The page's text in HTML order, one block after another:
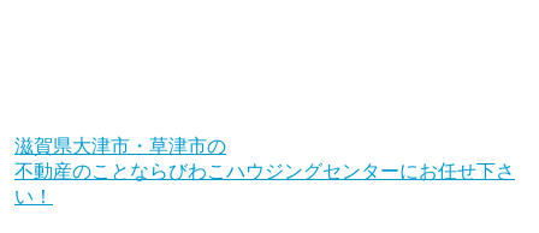
滋賀県大津市・草津市の
不動産のことならびわこハウジングセンターにお任せ下さ
い！